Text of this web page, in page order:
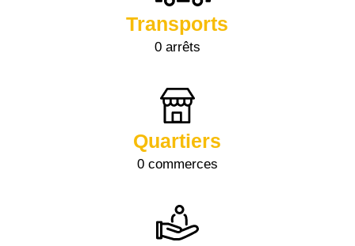
Transports
0 arrêts
Quartiers
0 commerces